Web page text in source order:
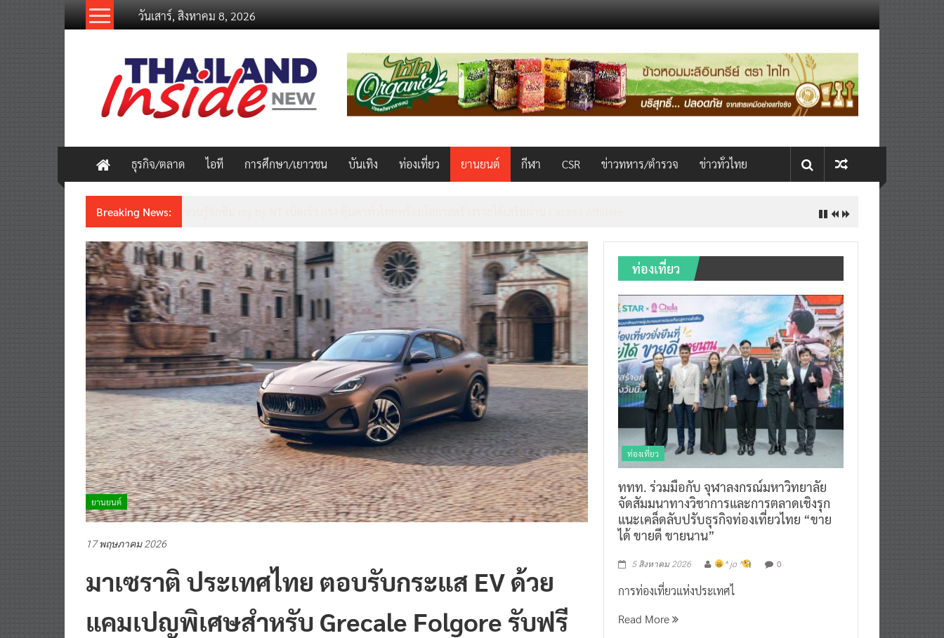
วันเสาร์, สิงหาคม 8, 2026
thailandinsidenew.com
Thailand
Inside
New
ธุรกิจ/ตลาด ไอที การศึกษา/เยาวชน บันเทิง ท่องเที่ยว ยานยนต์ กีฬา CSR ข่าวทหาร/ตำรวจ ข่าวทั่วไทย
Breaking News:
ยานยนต์
17 พฤษภาคม 2026
มาเซราติ ประเทศไทย ตอบรับกระแส EV ด้วย
แคมเปญพิเศษสำหรับ Grecale Folgore รับฟรี
ท่องเที่ยว
ท่องเที่ยว
ททท. ร่วมมือกับ จุฬาลงกรณ์มหาวิทยาลัย
จัดสัมมนาทางวิชาการและการตลาดเชิงรุก
แนะเคล็ดลับปรับธุรกิจท่องเที่ยวไทย “ขาย
ได้ ขายดี ขายนาน”
5 สิงหาคม 2026 ^ jo ^ 0
การท่องเที่ยวแห่งประเทศไ
Read More